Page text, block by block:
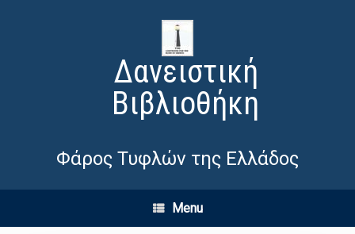
Δανειστική
Βιβλιοθήκη
Φάρος Τυφλών της Ελλάδος
Menu